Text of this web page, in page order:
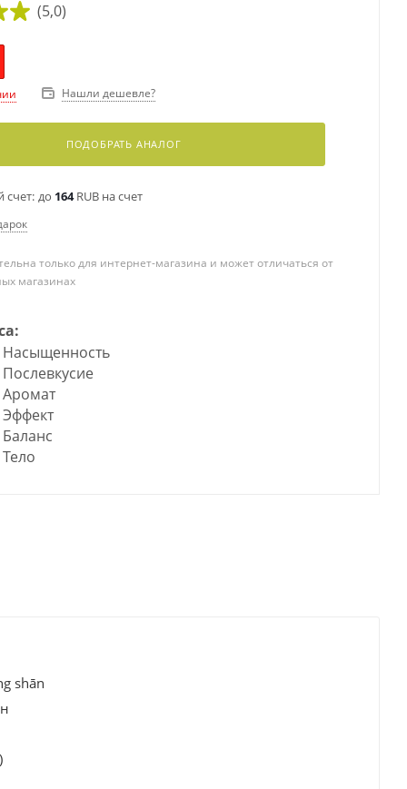
(5,0)
Нашли дешевле?
ПОДОБРАТЬ АНАЛОГ
счет: до 164RUB на счет
только для интернет-магазина и может отличаться от
магазинах
shān